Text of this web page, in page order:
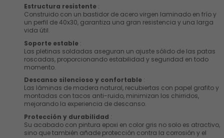
Estructura resistente :
Construido con un bastidor de acero virgen laminado en frío y
un perfil de 40x30, garantiza una gran resistencia y una larga
vida útil.
Soporte estable :
Las pletinas soldadas aseguran un ajuste sólido de las patas
roscadas, proporcionando estabilidad y seguridad en todo
momento.
Descanso silencioso y confortable :
Las láminas de madera natural, recubiertas con papel grafito y
montadas con tacos anti-ruido, minimizan los chirridos,
mejorando la experiencia de descanso.
Protección y durabilidad :
Su acabado con pintura epoxi en color gris no solo es atractivo,
sino que también añade protección contra la corrosión y el